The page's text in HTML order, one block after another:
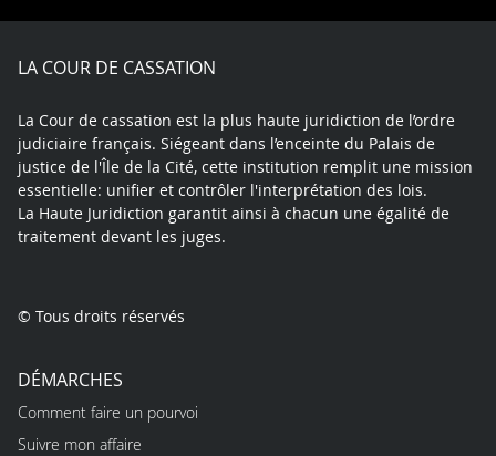
X
FacebookYoutubeLinkedInInstagram
LA COUR DE CASSATION
La Cour de cassation est la plus haute juridiction de l’ordre
judiciaire français. Siégeant dans l’enceinte du Palais de
justice de l'Île de la Cité, cette institution remplit une mission
essentielle: unifier et contrôler l'interprétation des lois.
La Haute Juridiction garantit ainsi à chacun une égalité de
traitement devant les juges.
© Tous droits réservés
DÉMARCHES
Comment faire un pourvoi
Suivre mon affaire